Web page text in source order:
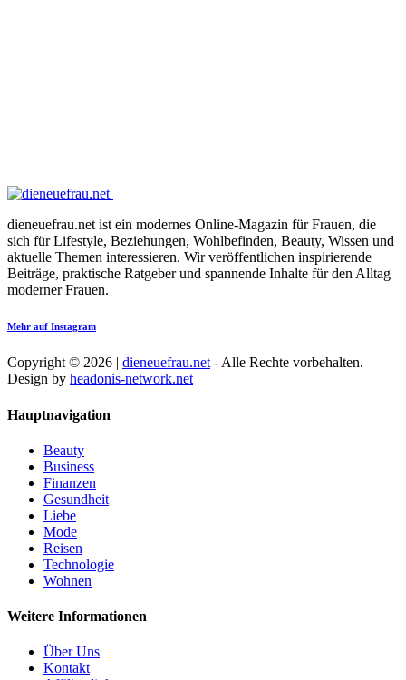
dieneuefrau.net ist ein modernes Online-Magazin für Frauen, die
sich für Lifestyle, Beziehungen, Wohlbefinden, Beauty, Wissen und
aktuelle Themen interessieren. Wir veröffentlichen inspirierende
Beiträge, praktische Ratgeber und spannende Inhalte für den Alltag
moderner Frauen.
Mehr auf Instagram
Copyright © 2026 | dieneuefrau.net - Alle Rechte vorbehalten.
Design by headonis-network.net
Hauptnavigation
Beauty
Business
Finanzen
Gesundheit
Liebe
Mode
Reisen
Technologie
Wohnen
Weitere Informationen
Über Uns
Kontakt